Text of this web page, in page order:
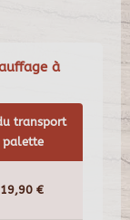
à
transport
palette
€